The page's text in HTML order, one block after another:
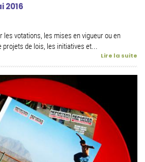
2016
les votations, les mises en vigueur ou en
de lois, les initiatives et...
Lire la suite